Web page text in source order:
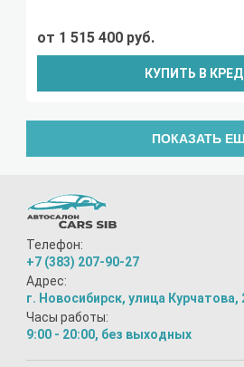
от 1 515 400 руб.
КУПИТЬ В
ПОКАЗАТЬ
Телефон:
+7 (383) 207-90-27
Адрес:
г. Новосибирск, улица Курчатова,
Часы работы:
9:00 - 20:00, без выходных